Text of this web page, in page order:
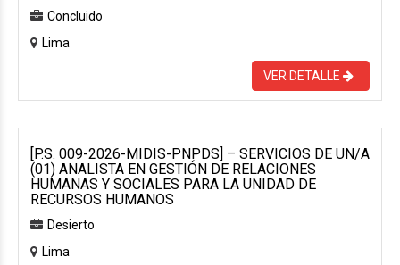
Concluido
Lima
VER DETALLE
[P.S. 009-2026-MIDIS-PNPDS] – SERVICIOS DE UN/A
(01) ANALISTA EN GESTIÓN DE RELACIONES
HUMANAS Y SOCIALES PARA LA UNIDAD DE
RECURSOS HUMANOS
Desierto
Lima